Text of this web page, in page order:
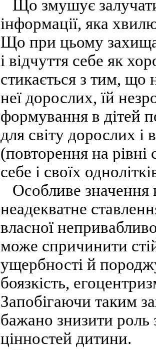
Що змушує
інформації, яка
Що при цьому
і відчуття себе як
стикається з тим,
неї дорослих, їй
формування в дітей
для світу дорослих і
(повторення на рівні
себе і своїх
Особливе значення
неадекватне
власної
може спричинити
ущербності й
боязкість,
Запобігаючи таким
бажано знизити роль
цінностей дитини.